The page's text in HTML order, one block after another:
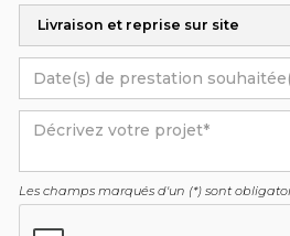
Les champs marqués d'un (*) sont